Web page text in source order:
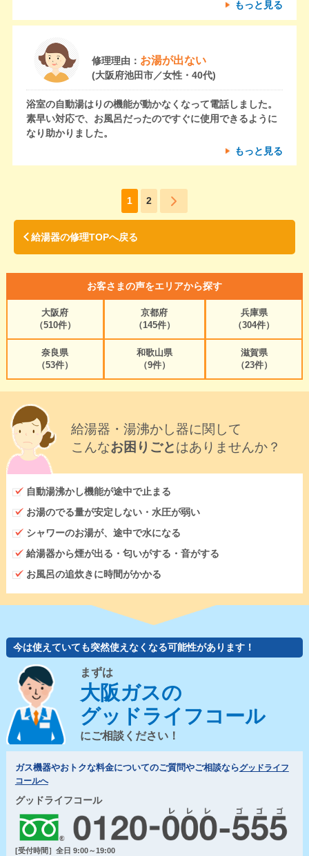
もっと見る
修理理由： お湯が出ない
(大阪府池田市／女性・40代)
浴室の自動湯はりの機能が動かなくなって電話しました。
素早い対応で、お風呂だったのですぐに使用できるように
なり助かりました。
もっと見る
1 2
給湯器の修理TOPへ戻る
お客さまの声をエリアから探す
大阪府
（510件）
京都府
（145件）
兵庫県
（304件）
奈良県
（53件）
和歌山県
（9件）
滋賀県
（23件）
給湯器・湯沸かし器に関して
こんなお困りごとはありませんか？
自動湯沸かし機能が途中で止まる
お湯のでる量が安定しない・水圧が弱い
シャワーのお湯が、途中で水になる
給湯器から煙が出る・匂いがする・音がする
お風呂の追炊きに時間がかかる
今は使えていても突然使えなくなる可能性があります！
まずは
大阪ガスの
グッドライフコール
にご相談ください！
ガス機器やおトクな料金についてのご質問やご相談ならグッドライフ
コールへ
グッドライフコール
[受付時間］全日 9:00～19:00